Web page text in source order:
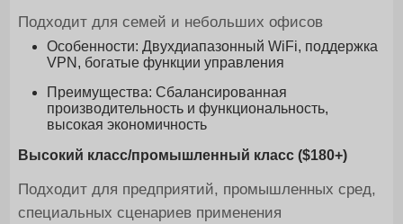
Подходит для семей и небольших офисов
Особенности: Двухдиапазонный WiFi, поддержка
VPN, богатые функции управления
Преимущества: Сбалансированная
производительность и функциональность,
высокая экономичность
Высокий класс/промышленный класс ($180+)
Подходит для предприятий, промышленных сред,
специальных сценариев применения